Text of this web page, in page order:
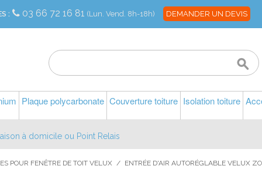
: 03 66 72 16 81 (Lun. Vend. 8h-18h) DEMANDER UN DEVIS
Plaque polycarbonate Couverture toiture Isolation toiture
à domicile ou Point Relais
POUR FENÊTRE DE TOIT VELUX / ENTRÉE D'AIR AUTORÉGLABLE VELUX